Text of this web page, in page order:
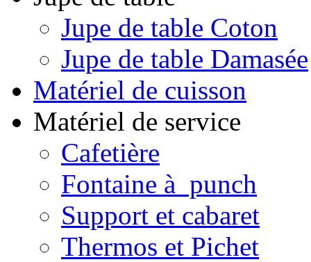
Jupe de table Coton
Jupe de table Damasée
Matériel de cuisson
Matériel de service
Cafetière
Fontaine à punch
Support et cabaret
Thermos et Pichet